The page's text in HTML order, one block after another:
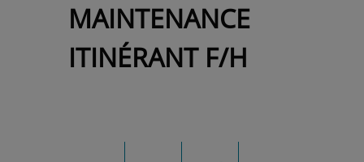
MAINTENANCE
ITINÉRANT F/H